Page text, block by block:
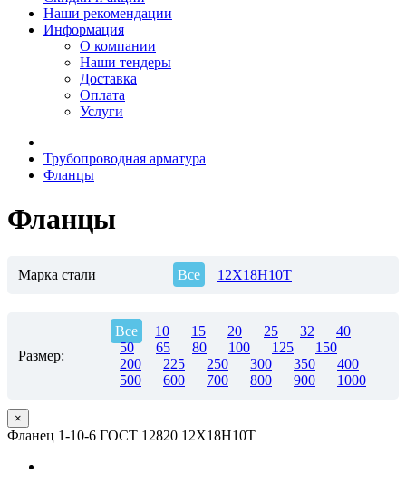
Наши рекомендации
Информация
О компании
Наши тендеры
Доставка
Оплата
Услуги
Трубопроводная арматура
Фланцы
Фланцы
Марка стали Все 12Х18Н10Т
Размер:
Все 10 15 20 25 32
40
50
65 80 100 125
150
200
225 250 300 350
400
500
600 700 800 900 1000
×
Фланец 1-10-6 ГОСТ 12820 12Х18Н10Т